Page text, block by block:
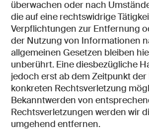
überwachen oder nach
die auf eine rechtswidrige
Verpflichtungen zur Entfernung
der Nutzung von Informationen
allgemeinen Gesetzen bleiben
unberührt. Eine diesbezügliche
jedoch erst ab dem Zeitpunkt
konkreten Rechtsverletzung
Bekanntwerden von
Rechtsverletzungen werden wir
umgehend entfernen.